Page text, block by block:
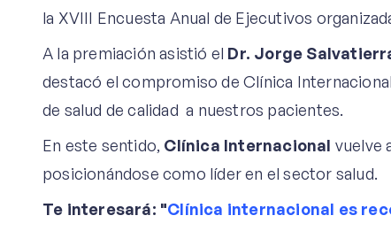
la XVIII Encuesta Anual de Ejecutivos
A la premiación asistió el Dr. Jorge
destacó el compromiso de Clínica
de salud de calidad a nuestros pacientes.
En este sentido, Clínica Internacional vuelve
posicionándose como líder en el sector salud.
Te interesará: "Clínica internacional es